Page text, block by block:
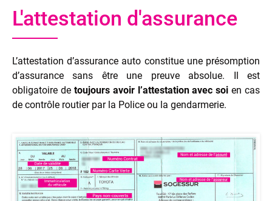
L'attestation d'assurance
L’attestation d’assurance auto constitue une présomption
d’assurance sans être une preuve absolue. Il est
obligatoire de toujours avoir l’attestation avec soi en cas
de contrôle routier par la Police ou la gendarmerie.